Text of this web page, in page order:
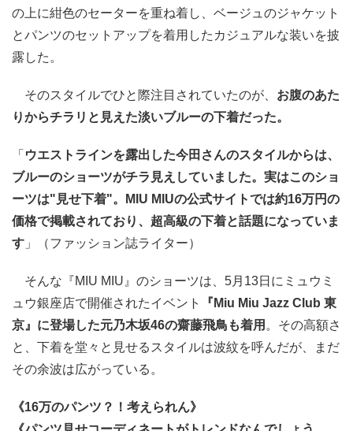
の上に紺色のセーターを重ね着し、ベージュのジャケット
とパンツのセットアップを着用したカジュアルな装いを披
露した。
そのスタイルでひと際注目されていたのが、 お腹のあた
りからチラリと見えた淡いブルーの下着だった。
「 ウエストラインを露出した今田さんのスタイルからは、
ブルーのショーツがチラ見えしていました。実はこのショ
ーツは"見せ下着"。MIU MIUの公式サイトでは約16万円の
価格で掲載されており、超高級の下着と話題になっていま
す 」（ファッション誌ライター）
そんな『MIU MIU』のショーツは、5月13日にミュウミ
ュウ銀座店で開催されたイベント
『Miu Miu Jazz Club 東
京』に登場した元乃木坂46の齋藤飛鳥も着用 。その高額さ
と、下着を堂々と見せるスタイルは波紋を呼んだが、まだ
その余波は広がっている。
《16万のパンツ？！考えられん》